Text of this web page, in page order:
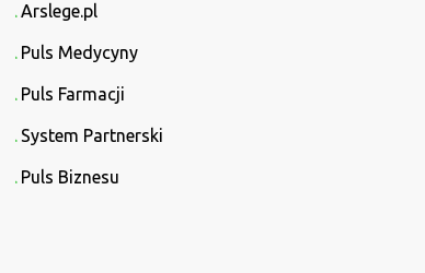
Arslege.pl
Puls Medycyny
Puls Farmacji
System Partnerski
Puls Biznesu